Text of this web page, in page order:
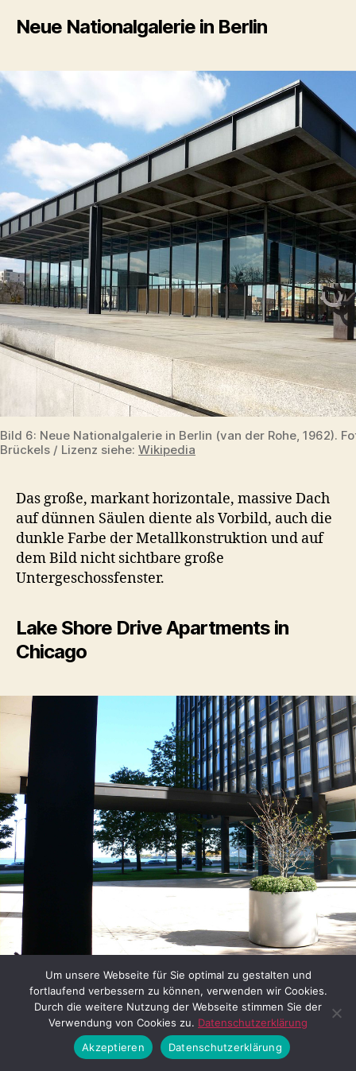
Neue Nationalgalerie in Berlin
Bild 6: Neue Nationalgalerie in Berlin (van der Rohe, 1962).
Brückels / Lizenz siehe: Wikipedia
Das große, markant horizontale, massive Dach
auf dünnen Säulen diente als Vorbild, auch die
dunkle Farbe der Metallkonstruktion und auf
dem Bild nicht sichtbare große
Untergeschossfenster.
Lake Shore Drive Apartments in
Chicago
Bild 7: Lake Shore Drive Apartments in Chicago (van der
User / Lizenz siehe:flickr
Die Gestaltung der offenen
Erdgeschossbereiche war hier das Vorbild, mit
Um unsere Webseite für Sie optimal zu gestalten und
fortlaufend verbessern zu können, verwenden wir Cookies.
Durch die weitere Nutzung der Webseite stimmen Sie der
Verwendung von Cookies zu. Datenschutzerklärung
Akzeptieren
Datenschutzerklärung